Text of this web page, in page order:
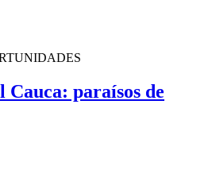
Cauca: paraísos de